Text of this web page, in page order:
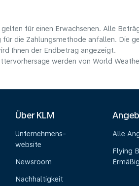
für einen Erwachsenen. Alle
für die Zahlungsmethode anfallen. Die
Ihnen der Endbetrag angezeigt.
werden von World
Über KLM
Unternehmens-
website
Newsroom
Nachhaltigkeit
Alle
Flying